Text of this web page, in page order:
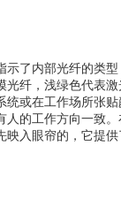
示了内部光纤的类
光纤，浅绿色代表
统或在工作场所张
人的工作方向一致
映入眼帘的，它提